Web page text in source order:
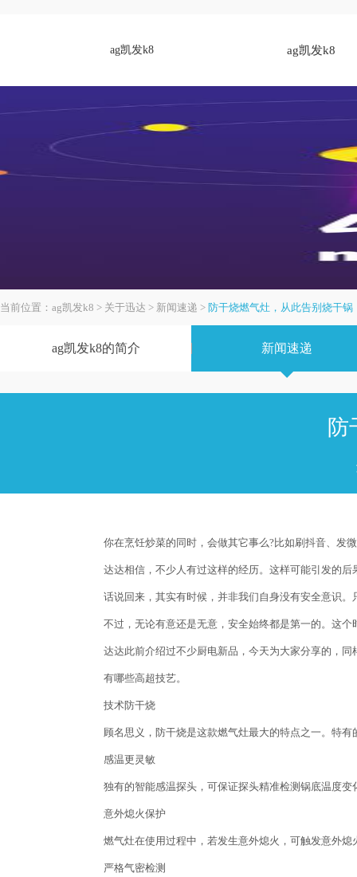
ag凯发k8 ag凯发k8
当前位置： ag凯发k8 > 关于迅达 > 新闻速递 > 防干烧燃气灶，从此告别烧干锅
ag凯发k8的简介 新闻速递
防
你在烹饪炒菜的同时，会做其它事么?比如刷抖音、
达达相信，不少人有过这样的经历。这样可能引发的
话说回来，其实有时候，并非我们自身没有安全意识
不过，无论有意还是无意，安全始终都是第一的。这
达达此前介绍过不少厨电新品，今天为大家分享的，
有哪些高超技艺。
技术防干烧
顾名思义，防干烧是这款燃气灶最大的特点之一。特
感温更灵敏
独有的智能感温探头，可保证探头精准检测锅底温度
意外熄火保护
燃气灶在使用过程中，若发生意外熄火，可触发意外
严格气密检测